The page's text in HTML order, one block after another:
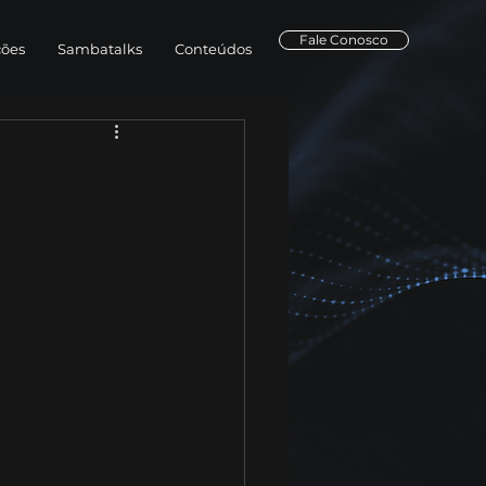
Sambatalks Conteúdos
Fale Conosco